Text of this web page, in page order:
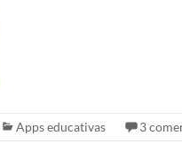
Apps educativas 3